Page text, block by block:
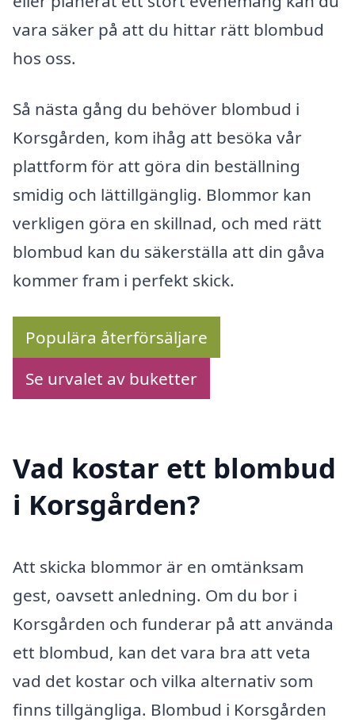
vara säker på att du hittar rätt blombud
hos oss.
Så nästa gång du behöver blombud i
Korsgården, kom ihåg att besöka vår
plattform för att göra din beställning
smidig och lättillgänglig. Blommor kan
verkligen göra en skillnad, och med rätt
blombud kan du säkerställa att din gåva
kommer fram i perfekt skick.
Populära återförsäljare
Se urvalet av buketter
Vad kostar ett blombud
i Korsgården?
Att skicka blommor är en omtänksam
gest, oavsett anledning. Om du bor i
Korsgården och funderar på att använda
ett blombud, kan det vara bra att veta
vad det kostar och vilka alternativ som
finns tillgängliga. Blombud i Korsgården